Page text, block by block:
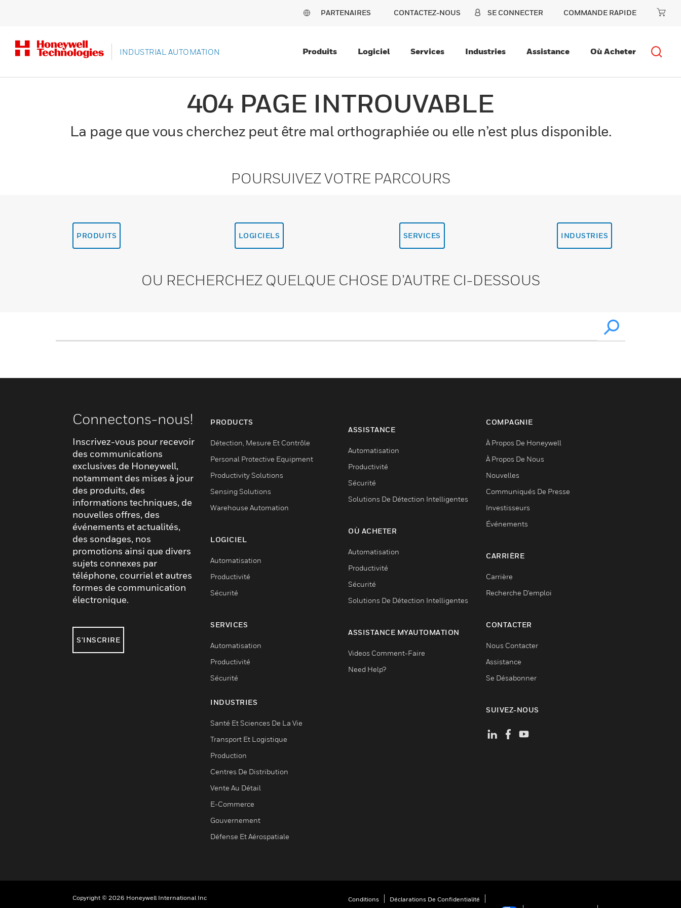
PARTENAIRES CONTACTEZ-NOUS SE CONNECTER COMMANDE RAPIDE
INDUSTRIAL AUTOMATION Produits Logiciel Services Industries Assistance Où Acheter
404 PAGE INTROUVABLE
La page que vous cherchez peut être mal orthographiée ou elle n’est plus disponible.
POURSUIVEZ VOTRE PARCOURS
PRODUITS LOGICIELS SERVICES INDUSTRIES
OU RECHERCHEZ QUELQUE CHOSE D’AUTRE CI-DESSOUS
Connectons-nous!
Inscrivez-vous pour recevoir
des communications
exclusives de Honeywell,
notamment des mises à jour
des produits, des
informations techniques, de
nouvelles offres, des
événements et actualités,
des sondages, nos
promotions ainsi que divers
sujets connexes par
téléphone, courriel et autres
formes de communication
électronique.
S'INSCRIRE
PRODUCTS
Détection, Mesure Et Contrôle
Personal Protective Equipment
Productivity Solutions
Sensing Solutions
Warehouse Automation
LOGICIEL
Automatisation
Productivité
Sécurité
SERVICES
Automatisation
Productivité
Sécurité
INDUSTRIES
Santé Et Sciences De La Vie
Transport Et Logistique
Production
Centres De Distribution
Vente Au Détail
E-Commerce
Gouvernement
Défense Et Aérospatiale
ASSISTANCE
Automatisation
Productivité
Sécurité
Solutions De Détection Intelligentes
OÙ ACHETER
Automatisation
Productivité
Sécurité
Solutions De Détection Intelligentes
ASSISTANCE MYAUTOMATION
Videos Comment-Faire
Need Help?
COMPAGNIE
À Propos De Honeywell
À Propos De Nous
Nouvelles
Communiqués De Presse
Investisseurs
Événements
CARRIÈRE
Carrière
Recherche D'emploi
CONTACTER
Nous Contacter
Assistance
Se Désabonner
SUIVEZ-NOUS
Copyright © 2026 Honeywell International Inc Conditions
Déclarations De Confidentialité